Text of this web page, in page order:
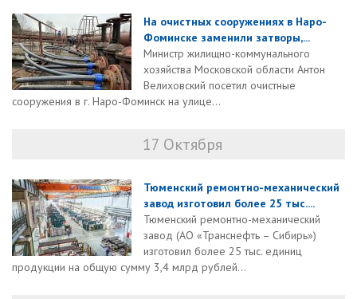
На очистных сооружениях в Наро-
Фоминске заменили затворы,...
Министр жилищно-коммунального
хозяйства Московской области Антон
Велиховский посетил очистные
сооружения в г. Наро-Фоминск на улице...
17 Октября
Тюменский ремонтно-механический
завод изготовил более 25 тыс....
Тюменский ремонтно-механический
завод (АО «Транснефть – Сибирь»)
изготовил более 25 тыс. единиц
продукции на общую сумму 3,4 млрд рублей...